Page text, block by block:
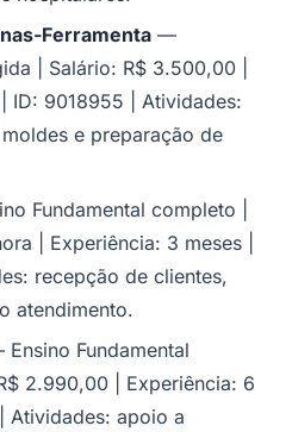
Ferramenta—
| Salário: R$ 3.500,00 |
ID: 9018955 | Atividades:
e preparação de
Fundamental completo |
| Experiência: 3 meses |
recepção de clientes,
atendimento.
Fundamental
2.990,00 | Experiência: 6
Atividades: apoio a